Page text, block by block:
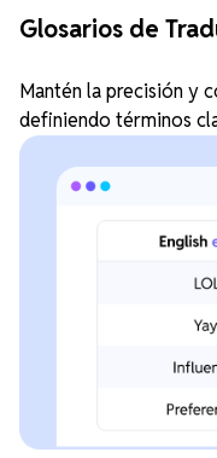
Glosarios de
Mantén la precisión y
definiendo términos